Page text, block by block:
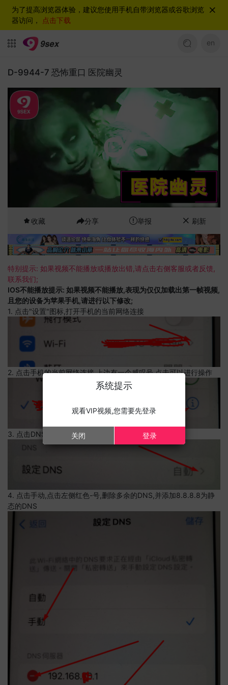
为了提高浏览器体验，建议您使用手机自带浏览器或谷歌浏览
器访问， 点击下载
en
D-9944-7 恐怖重口 医院幽灵
收藏 分享 举报 刷新
特别提示: 如果视频不能播放或播放出错,请点击右侧客服或者反馈,
联系我们;
IOS不能播放提示: 如果视频不能播放,表现为仅仅加载出第一帧视频,
且您的设备为苹果手机,请进行以下修改;
1. 点击"设置"图标,打开手机的当前网络连接
2. 点击手机的当前网络连接,上边有一个感叹号,点击可以进行操作
3. 点击DNS设置
4. 点击手动,点击左侧红色-号,删除多余的DNS,并添加8.8.8.8为静
态的DNS
系统提示
观看VIP视频,您需要先登录
关闭 登录